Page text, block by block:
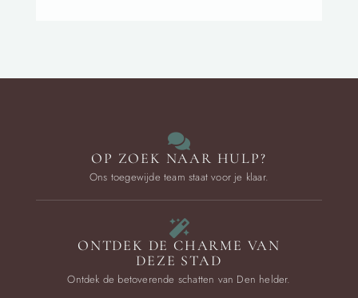
OP ZOEK NAAR HULP?
Ons toegewijde team staat voor je klaar.
ONTDEK DE CHARME VAN
DEZE STAD
Ontdek de betoverende schatten van Den helder.